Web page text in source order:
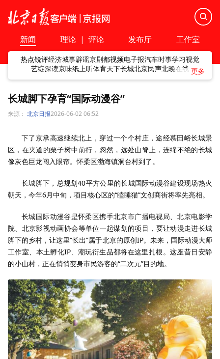
新闻 理论 | 评论 发布厅 工作室
热点锐评经济城事辟谣京剧都视频电子报汽车时事学习视觉
艺绽深读京味纸上听体育天下长城北京民声北晚在线
长城脚下孕育“国际动漫谷”
来源： 北京日报2026-06-02 06:52
下了京承高速继续北上，穿过一个个村庄，途经慕田峪长城景
区，在夹道的栗子树中前行，忽然，远处山脊上，连绵不绝的长城
像灰色巨龙闯入眼帘。怀柔区渤海镇洞台村到了。
长城脚下，总规划40平方公里的长城国际动漫谷建设现场热火
朝天，今年6月中旬，项目核心区的“瞌睡猫”文创商街将率先亮相。
长城国际动漫谷是怀柔区携手北京市广播电视局、北京电影学
院、北京影视动画协会等单位一起谋划的项目，要让动漫走进长城
脚下的乡村，让这里“长出”属于北京的原创IP。未来，国际动漫大师
工作室、本土孵化IP、潮玩衍生品都将在这里扎根。这座昔日安静
的小山村，正在悄悄变身市民游客的“二次元”目的地。